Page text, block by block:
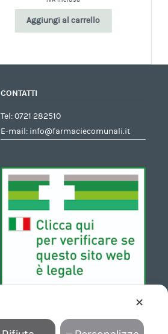
Aggiungi al carrello
CONTATTI
Tel:0721 282510
E-mail: info@farmaciecomunali.it
✕